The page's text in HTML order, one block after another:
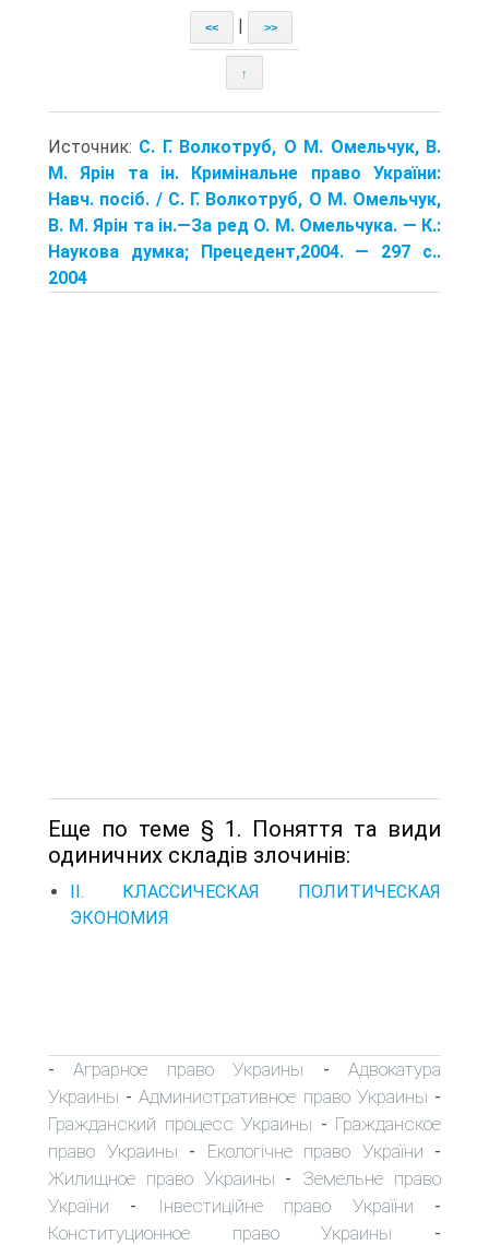
<< >>
↑
Источник: С. Г. Волкотруб, О М. Омельчук, В.
М. Ярін та ін. Кримінальне право України:
Навч. посіб. / С. Г. Волкотруб, О М. Омельчук,
В. М. Ярін та ін.—За ред О. М. Омельчука. — К.:
Наукова думка; Прецедент,2004. — 297 с..
2004
Еще по теме § 1. Поняття та види
одиничних складів злочинів:
II. КЛАССИЧЕСКАЯ ПОЛИТИЧЕСКАЯ
ЭКОНОМИЯ
-Аграрное право Украины -Адвокатура
Украины -Административное право Украины -
Гражданский процесс Украины - Гражданское
право Украины - Екологічне право України -
Жилищное право Украины - Земельне право
України - Інвестиційне право України -
Конституционное право Украины -